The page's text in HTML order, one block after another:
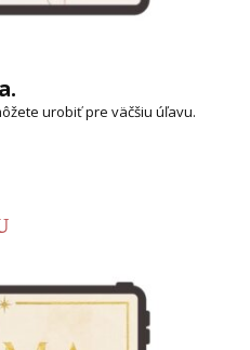
urobiť pre väčšiu úľavu.